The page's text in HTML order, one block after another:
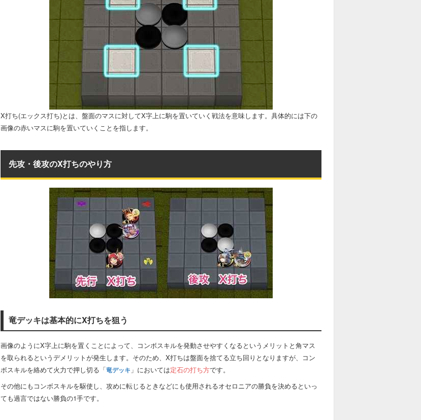
X打ち(エックス打ち)とは、盤面のマスに対してX字上に駒を置いていく戦法を意味します。具体的には下の
画像の赤いマスに駒を置いていくことを指します。
先攻・後攻のX打ちのやり方
竜デッキは基本的にX打ちを狙う
画像のようにX字上に駒を置くことによって、コンボスキルを発動させやすくなるというメリットと角マス
を取られるというデメリットが発生します。そのため、X打ちは盤面を捨てる立ち回りとなりますが、コン
ボスキルを絡めて火力で押し切る「竜デッキ 」においては定石の打ち方です。
その他にもコンボスキルを駆使し、攻めに転じるときなどにも使用されるオセロニアの勝負を決めるといっ
ても過言ではない勝負の1手です。